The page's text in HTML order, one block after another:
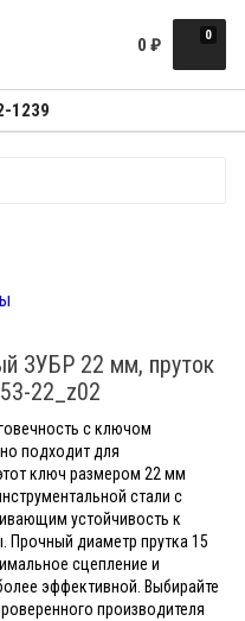
0
0 ₽
1239
ЗУБР 22 мм, пруток
22_z02
с ключом
подходит для
ключ размером 22 мм
стали с
устойчивость к
Прочный диаметр прутка 15
сцепление и
эффективной. Выбирайте
производителя